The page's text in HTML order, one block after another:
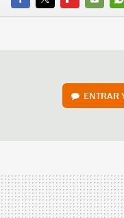
FACEBOOK
TWITTERFLIPBOARD
E-
ENTRAR